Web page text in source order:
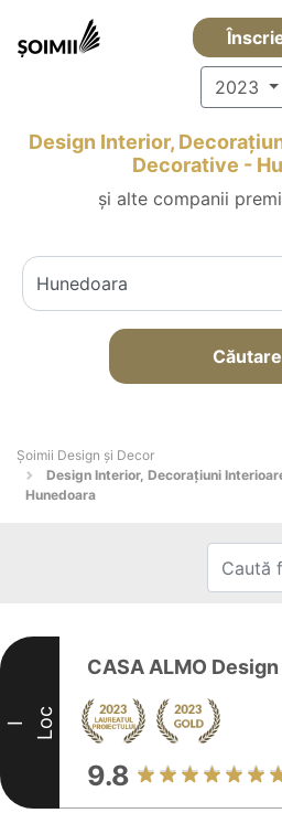
2023
Design Interior,
Decorative -
și alte companii
Căutare
Șoimii Design și Decor
Design Interior, Decorațiuni
Hunedoara
I Loc
CASA ALMO Design
9.8